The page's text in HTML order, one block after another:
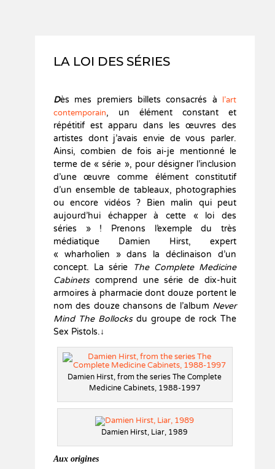
LA LOI DES SÉRIES
Dès mes premiers billets consacrés à l’art
contemporain, un élément constant et
répétitif est apparu dans les œuvres des
artistes dont j’avais envie de vous parler.
Ainsi, combien de fois ai-je mentionné le
terme de « série », pour désigner l’inclusion
d’une œuvre comme élément constitutif
d’un ensemble de tableaux, photographies
ou encore vidéos ? Bien malin qui peut
aujourd’hui échapper à cette « loi des
séries » ! Prenons l’exemple du très
médiatique Damien Hirst, expert
« wharholien » dans la déclinaison d’un
concept. La série
The Complete Medicine
Cabinets comprend une série de dix-huit
armoires à pharmacie dont douze portent le
nom des douze chansons de l’album Never
Mind The Bollocks du groupe de rock The
Sex Pistols. ↓
Damien Hirst, from the series The Complete
Medicine Cabinets, 1988-1997
Damien Hirst, Liar, 1989
Aux origines